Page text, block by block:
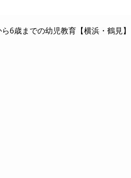
6歳までの幼児教育【横浜・鶴見】